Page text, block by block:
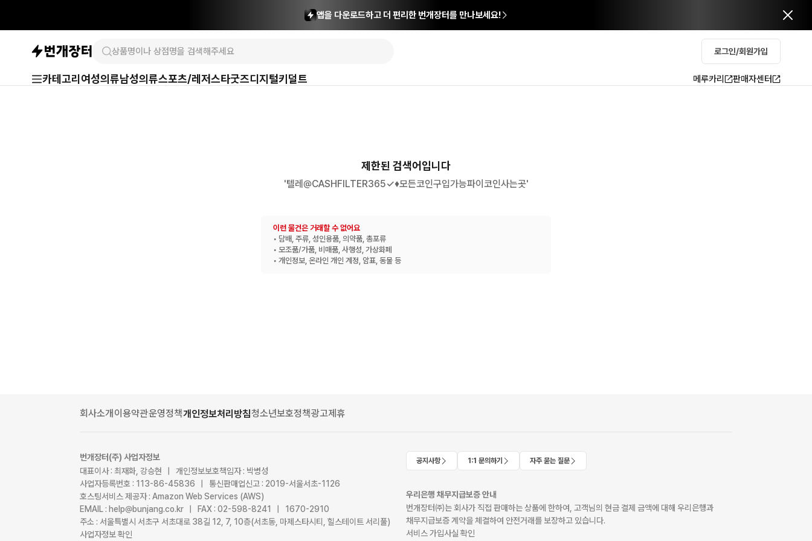
앱을 다운로드하고 더 편리한 번개장터를 만나보세요!
로그인/회원가입
카테고리 여성의류남성의류스포츠/레저스타굿즈디지털키덜트 메루카리 판매자센터
제한된 검색어입니다
'텔레@CASHFILTER365✓♦모든코인구입가능파이코인사는곳'
이런 물건은 거래할 수 없어요
• 담배, 주류, 성인용품, 의약품, 총포류
• 모조품/가품, 비매품, 사행성, 가상화폐
• 개인정보, 온라인 개인 계정, 암표, 동물 등
회사소개이용약관운영정책개인정보처리방침청소년보호정책광고제휴
번개장터(주) 사업자정보
대표이사 : 최재화, 강승현 | 개인정보보호책임자 : 박병성
사업자등록번호 : 113-86-45836 | 통신판매업신고 : 2019-서울서초-1126
호스팅서비스 제공자 : Amazon Web Services (AWS)
EMAIL : help@bunjang.co.kr | FAX : 02-598-8241 | 1670-2910
주소 : 서울특별시 서초구 서초대로 38길 12, 7, 10층(서초동, 마제스타시티, 힐스테이트 서리풀)
사업자정보 확인
공지사항 1:1 문의하기 자주 묻는 질문
우리은행 채무지급보증 안내
번개장터㈜는 회사가 직접 판매하는 상품에 한하여, 고객님의 현금 결제 금액에 대해 우리은행과
채무지급보증 계약을 체결하여 안전거래를 보장하고 있습니다.
서비스 가입사실 확인